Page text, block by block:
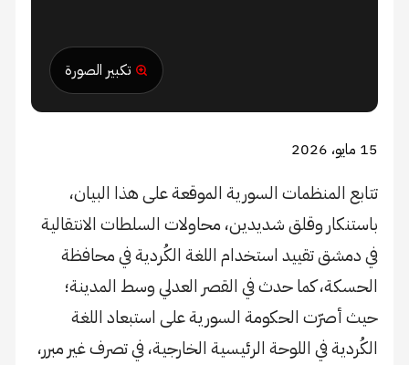
تكبير الصورة
15 مايو، 2026
تتابع المنظمات السورية الموقعة على هذا البيان،
باستنكار وقلق شديدين، محاولات السلطات الانتقالية
في دمشق تقييد استخدام اللغة الكُردية في محافظة
الحسكة، كما حدث في القصر العدلي وسط المدينة؛
حيث أصرّت الحكومة السورية على استبعاد اللغة
الكُردية في اللوحة الرئيسية الخارجية، في تصرف غير مبرر،